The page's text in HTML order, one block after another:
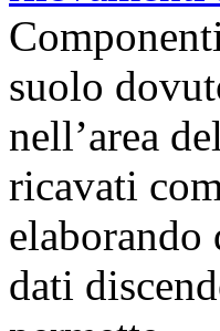
suolo
nell’area
ricavati
dati